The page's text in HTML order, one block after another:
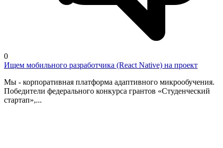
0
Ищем мобильного разработчика (React Native) на проект
Мы - корпоративная платформа адаптивного микрообучения.
Победители федерального конкурса грантов «Студенческий
стартап»,...